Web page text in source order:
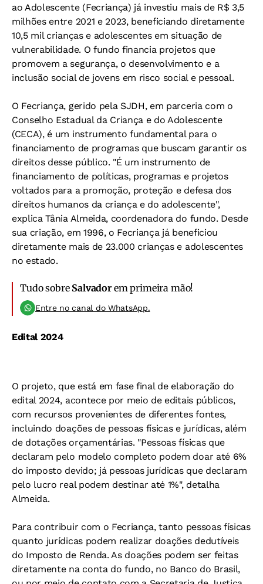
ao Adolescente (Fecriança) já investiu mais de R$ 3,5
milhões entre 2021 e 2023, beneficiando diretamente
10,5 mil crianças e adolescentes em situação de
vulnerabilidade. O fundo financia projetos que
promovem a segurança, o desenvolvimento e a
inclusão social de jovens em risco social e pessoal.
O Fecriança, gerido pela SJDH, em parceria com o
Conselho Estadual da Criança e do Adolescente
(CECA), é um instrumento fundamental para o
financiamento de programas que buscam garantir os
direitos desse público. "É um instrumento de
financiamento de políticas, programas e projetos
voltados para a promoção, proteção e defesa dos
direitos humanos da criança e do adolescente",
explica Tânia Almeida, coordenadora do fundo. Desde
sua criação, em 1996, o Fecriança já beneficiou
diretamente mais de 23.000 crianças e adolescentes
no estado.
Tudo sobre Salvadorem primeira mão!
Entre no canal do WhatsApp.
Edital 2024
O projeto, que está em fase final de elaboração do
edital 2024, acontece por meio de editais públicos,
com recursos provenientes de diferentes fontes,
incluindo doações de pessoas físicas e jurídicas, além
de dotações orçamentárias. "Pessoas físicas que
declaram pelo modelo completo podem doar até 6%
do imposto devido; já pessoas jurídicas que declaram
pelo lucro real podem destinar até 1%", detalha
Almeida.
Para contribuir com o Fecriança, tanto pessoas físicas
quanto jurídicas podem realizar doações dedutíveis
do Imposto de Renda. As doações podem ser feitas
diretamente na conta do fundo, no Banco do Brasil,